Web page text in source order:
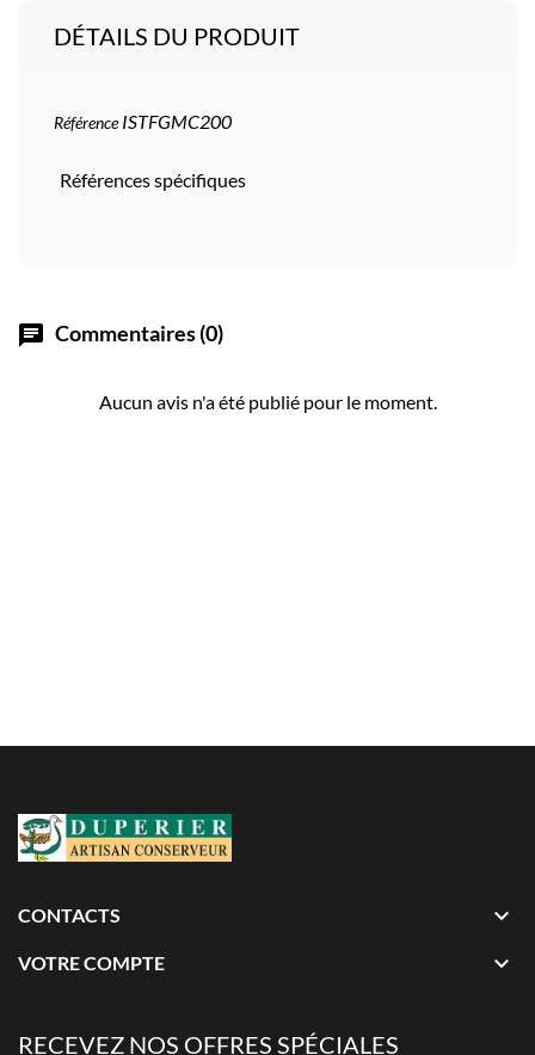
DÉTAILS DU PRODUIT
Référence ISTFGMC200
Références spécifiques
chat Commentaires (0)
Aucun avis n'a été publié pour le moment.
CONTACTS 
VOTRE COMPTE 
RECEVEZ NOS OFFRES SPÉCIALES